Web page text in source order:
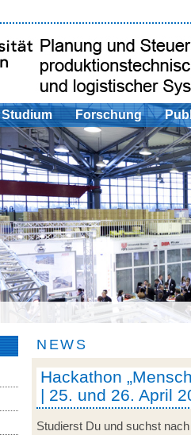
Studium Forschung
NEWS
Hackathon
| 25. und 26. April
Studierst Du und suchst